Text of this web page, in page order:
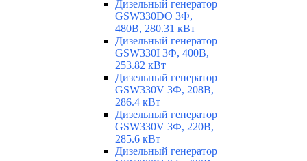
Дизельный генератор
GSW330DO 3Ф,
480В, 280.31 кВт
Дизельный генератор
GSW330I 3Ф, 400В,
253.82 кВт
Дизельный генератор
GSW330V 3Ф, 208В,
286.4 кВт
Дизельный генератор
GSW330V 3Ф, 220В,
285.6 кВт
Дизельный генератор